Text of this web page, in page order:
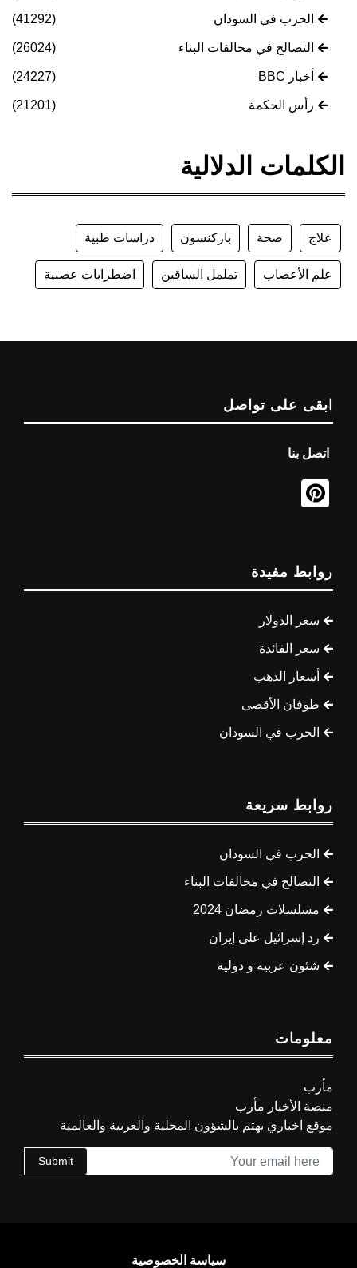
الحرب في السودان (41292)
التصالح في مخالفات البناء (26024)
أخبار BBC (24227)
رأس الحكمة (21201)
الكلمات الدلالية
علاج صحة باركنسون دراسات طبية
علم الأعصاب تململ الساقين اضطرابات عصبية
ابقى على تواصل
اتصل بنا
روابط مفيدة
سعر الدولار
سعر الفائدة
أسعار الذهب
طوفان الأقصى
الحرب في السودان
روابط سريعة
الحرب في السودان
التصالح في مخالفات البناء
مسلسلات رمضان 2024
رد إسرائيل على إيران
شئون عربية و دولية
معلومات
مأرب
منصة الأخبار مأرب
موقع اخباري يهتم بالشؤون المحلية والعربية والعالمية
Submit
سياسة الخصوصية